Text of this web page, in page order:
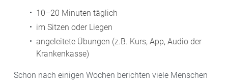
10–20 Minuten täglich
im Sitzen oder Liegen
angeleitete Übungen (z.B. Kurs, App, Audio der
Krankenkasse)
Schon nach einigen Wochen berichten viele Menschen